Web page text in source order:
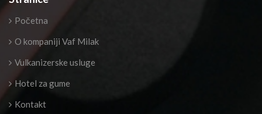
Početna
O kompaniji Vaf Milak
Vulkanizerske usluge
Hotel za gume
Kontakt